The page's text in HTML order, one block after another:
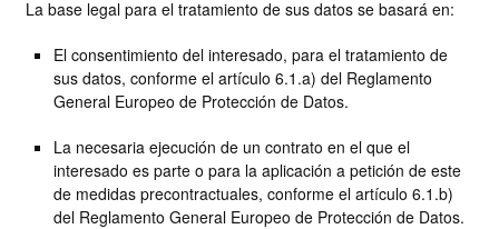
La base legal para el tratamiento de sus datos se basará en:
El consentimiento del interesado, para el tratamiento de
sus datos, conforme el artículo 6.1.a) del Reglamento
General Europeo de Protección de Datos.
La necesaria ejecución de un contrato en el que el
interesado es parte o para la aplicación a petición de este
de medidas precontractuales, conforme el artículo 6.1.b)
del Reglamento General Europeo de Protección de Datos.